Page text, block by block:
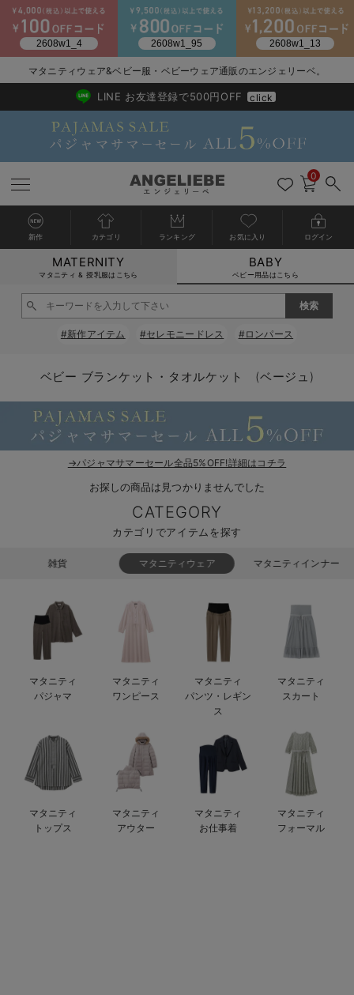
新生児服全て
ベビー服全て
ロンパース・カバーオール
ベビー ブルマ
ベビー スカート
ベビー セットアップ
ベビー帽子（新生児・乳児）
新生児スリーパー・ベビーパジャマ
ベビーシューズ・ファーストシューズ・ベビー靴下
ベビー 小物
シーズンアイテム全て
ベビー・新生児 寝具全て
ベビーベッド・布団 （ベビー・新生児）
ベビー 雑貨全て
ベビーチェア（ハイローチェア）・ベビーラック
ベビー 雑貨 小物
ベビー安全グッズ
授乳・調乳・お食事
赤ちゃん 洗剤・洗濯用品・お掃除
赤ちゃん お風呂・ベビースキンケア
おむつ関連グッズ
お出かけグッズ全て
ベビー｜季節の特集全て
猛暑からベビーを守るひんやりグッズ
ベビーの動物なりきり特集
ベビー 夏のお役立ちグッズ特集
【素材別】ベビーロンパース特集
アウトレット全て
【アウトレット】ワンピース
【アウトレット】パジャマ
【アウトレット】インナー
【アウトレット】ベビー
特集全て
抗菌防臭加工
コットン素材
ブラトップ
快適機能ウェア特集 トップス
快適機能ウェア特集 ボトムス
快適機能ウェア特集 パジャマ
安心の日本製。先輩ママが買ってよかった！本当に必要な出産準備品
ハレの日に着るANGELIEBEのセレモニー
買って正解！高評価レビューアイテム
再入荷全て
再入荷｜インナー
戻る
送料無料アイテム全て
ワンピース
スカート
パジャマ
インナー
ベビー
戻る
ブラキャミ おまとめ
MAX55%OFF ブラックフ
戻る
【37周年祭セール】
【37周年祭セール】
戻る
気温差別オススメア
【15℃】3月下旬～
戻る
動きやすく着回しで
戻る
強撚スムース(コスパ
戻る
マタニティウェア
【おまとめ割】パジ
戻る
こだわりの履き心地
カジュアル
オフィス
戻る
ジャケット派
きれいめ美脚パンツ派
ツィード派
王道シンプル派
戻る
出産準備応援割全て
マタニティパジャマ
戻る
【オフィスカジュア
戻る
レギンスタイプ
戻る
【フォーマル】ワン
戻る
【ベビー】長袖
戻る
ハンカチ
短肌着
セット
戻る
快適ウェア10%OFF
快適ウェア10%OFF
戻る
春のマタニティワン
セットアップ・ レイ
ジャンパースカート/
ワーク・オフィス
カジュアル
あったかアイテム｜
戻る
Gift Selection 出産
〜3,000円（税込）
10,001円（税込）〜
女の子におススメの
男の子におススメの
もらって嬉しいギフト
何枚あっても嬉しい
長く使えるアイテム
お部屋映えアイテム
戻る
冬の冷え対策インナ
薄くてあったか
保温&リカバリー
レギンス・タイツ
カップ付きインナー
裏起毛素材
戻る
入院準備の持ち物チ
入院してすぐ使うグ
戻る
冬のあったか特集全て
【冬のあったか特集
【冬のあったか特集
マタニティウェア&ベビー服・ベビーウェア通販のエンジェリーベ。
2026/NewArrival
送料495円(一部地域を除く) 7,700円以上で送料無料
LINE お友達登録で500円OFF click
0
新作 カテゴリ ランキング お気に入り ログイン
MATERNITY
マタニティ & 授乳服はこちら
BABY
ベビー用品はこちら
#新作アイテム #セレモニードレス #ロンパース
ベビー ブランケット・タオルケット (ベージュ)
→パジャマサマーセール全品5%OFF!詳細はコチラ
お探しの商品は見つかりませんでした
CATEGORY
カテゴリでアイテムを探す
雑貨 マタニティウェア マタニティインナー
マタニティ
パジャマ
マタニティ
ワンピース
マタニティ
パンツ・レギン
ス
マタニティ
スカート
マタニティ
トップス
マタニティ
アウター
マタニティ
お仕事着
マタニティ
フォーマル
カートに入れる
閉じる